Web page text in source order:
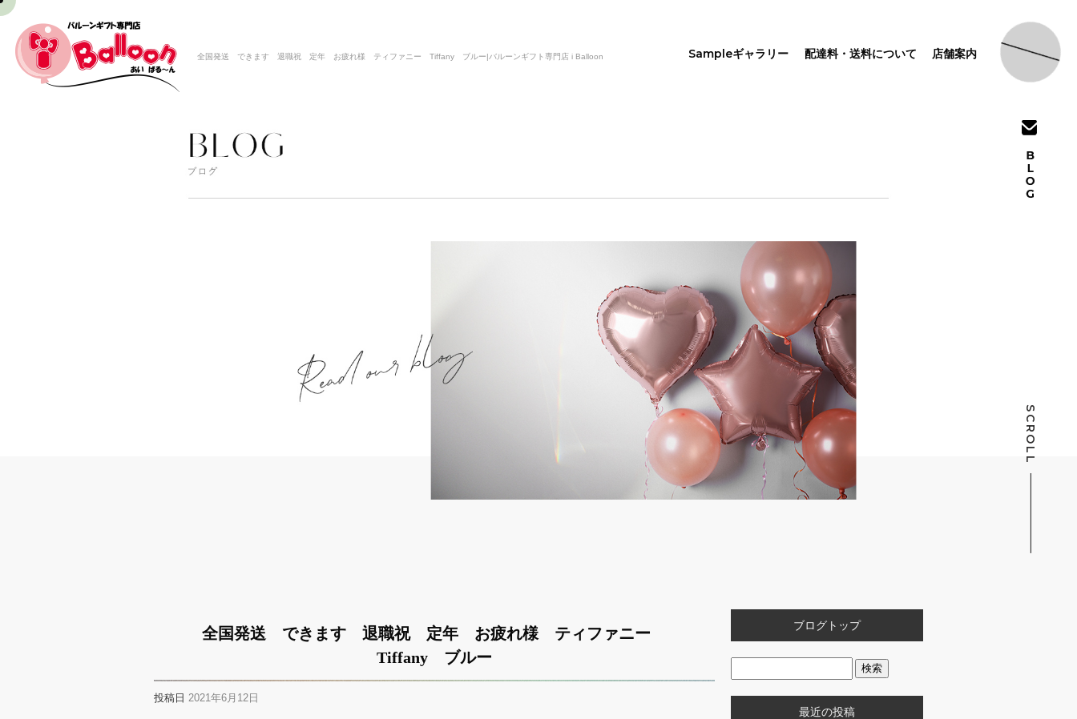
全国発送 できます 退職祝 定年 お疲れ様 ティファニー Tiffany ブルー|バルーンギフト専門店 i Balloon Sampleギャラリー 配達料・送料について 店舗案内
SCROLL
全国発送 できます 退職祝 定年 お疲れ様 ティファニー
Tiffany ブルー
投稿日 2021年6月12日
ブログトップ
最近の投稿